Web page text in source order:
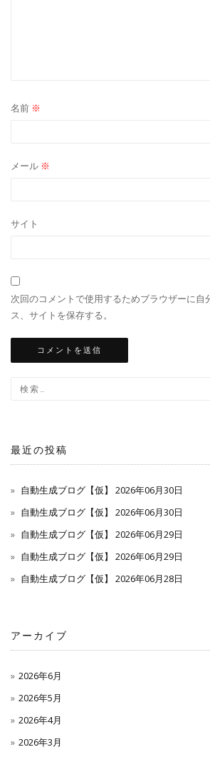
名前 ※
メール ※
サイト
次回のコメントで使用するためブラウザーに自
ス、サイトを保存する。
最近の投稿
自動生成ブログ【仮】 2026年06月30日
自動生成ブログ【仮】 2026年06月30日
自動生成ブログ【仮】 2026年06月29日
自動生成ブログ【仮】 2026年06月29日
自動生成ブログ【仮】 2026年06月28日
アーカイブ
2026年6月
2026年5月
2026年4月
2026年3月